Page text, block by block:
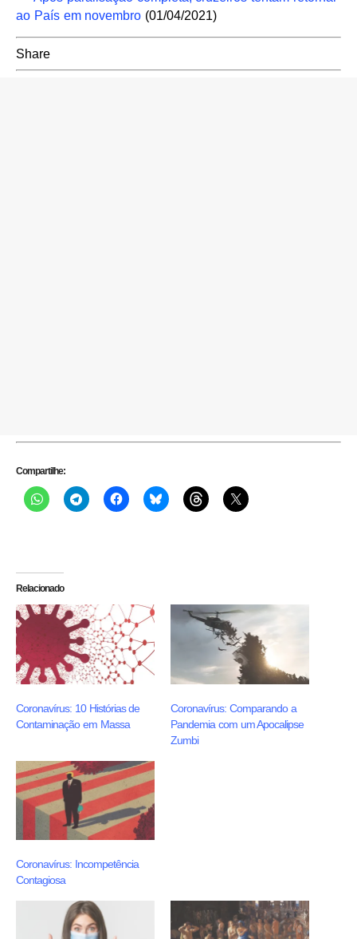
ao País em novembro (01/04/2021)
Share
Compartilhe:
Relacionado
Coronavírus: 10 Histórias de
Contaminação em Massa
Coronavírus: Comparando a
Pandemia com um Apocalipse
Zumbi
Coronavírus: Incompetência
Contagiosa